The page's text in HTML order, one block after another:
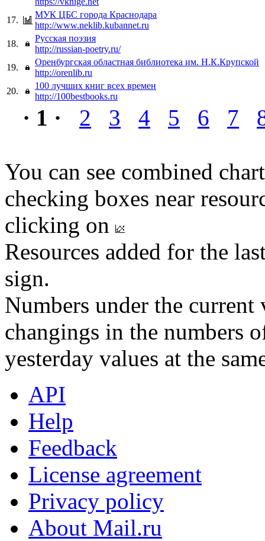
17.
МУК ЦБС города Краснодара
http://www.neklib.kubannet.ru
18.
Русская поэзия
http://russian-poetry.ru/
19.
Оренбургская областная библиотека им. Н.К.Крупской
http://orenlib.ru
20.
100 лучших книг всех времен
http://100bestbooks.ru
· 1 · 2 3 4 5 6 7
You can see combined
checking boxes near
clicking on
Resources added for the
sign.
Numbers under the
changings in the numbers
yesterday values at the
API
Help
Feedback
License agreement
Privacy policy
About Mail.ru